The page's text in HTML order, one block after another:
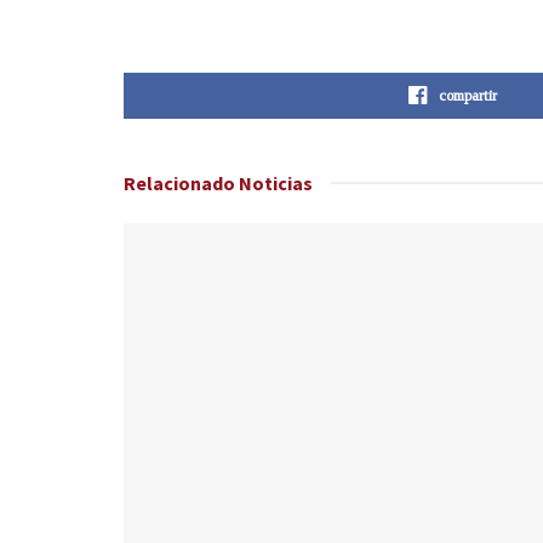
compartir
Relacionado Noticias